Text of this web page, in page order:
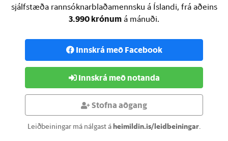
sjálfstæða rannsóknarblaðamennsku á Íslandi, frá aðeins
3.990 krónum á mánuði.
Innskrá með Facebook
Innskrá með notanda
Stofna aðgang
Leiðbeiningar má nálgast áheimildin.is/leidbeiningar.